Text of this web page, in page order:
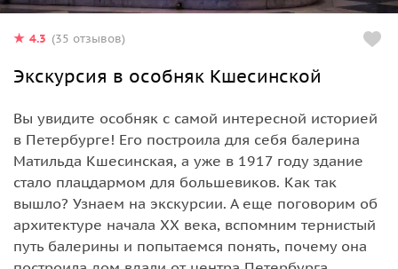
4.3 (35 отзывов)
Экскурсия в особняк Кшесинской
Вы увидите особняк с самой интересной историей
в Петербурге! Его построила для себя балерина
Матильда Кшесинская, а уже в 1917 году здание
стало плацдармом для большевиков. Как так
вышло? Узнаем на экскурсии. А еще поговорим об
архитектуре начала XX века, вспомним тернистый
путь балерины и попытаемся понять, почему она